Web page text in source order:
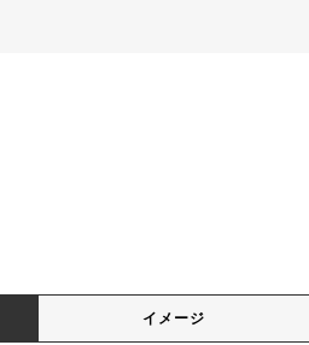
イメージ